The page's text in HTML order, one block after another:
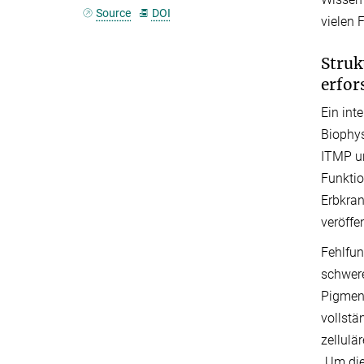
vielen
Ein
ITMP
Source DOI